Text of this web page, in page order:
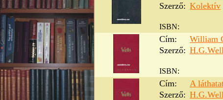
Szerző: Kolektív
ISBN:
Cím:
William
Szerző:
ISBN:
Cím:
A
Szerző: